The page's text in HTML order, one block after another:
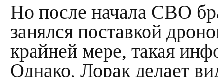
Но после начала СВО
занялся поставкой
крайней мере, такая
Однако, Лорак делает